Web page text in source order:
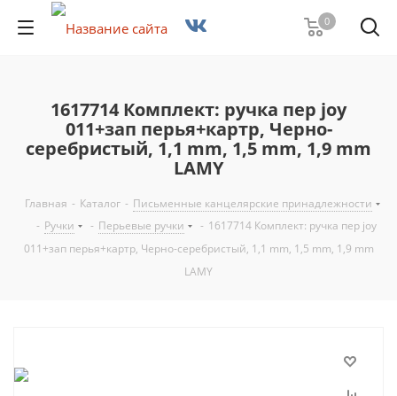
0
1617714 Комплект: ручка пер joy
011+зап перья+картр, Черно-
серебристый, 1,1 mm, 1,5 mm, 1,9 mm
LAMY
Главная - Каталог - Письменные канцелярские принадлежности
- Ручки - Перьевые ручки - 1617714 Комплект: ручка пер joy
011+зап перья+картр, Черно-серебристый, 1,1 mm, 1,5 mm, 1,9 mm
LAMY